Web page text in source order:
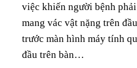
việc khiến người bệnh
mang vác vật nặng trên
trước màn hình máy tính
đầu trên bàn…